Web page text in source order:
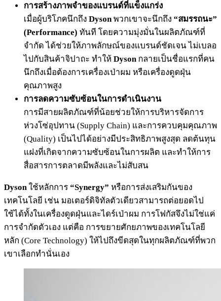
การสร้างภาพจำของแบรนด์ที่แข็งแกร่ง
เมื่อผู้บริโภคนึกถึง Dysonพวกเขาจะนึกถึง “สมรรถนะ”
(Performance) ทันที โดยความมุ่งมั่นในผลิตภัณฑ์ที่
จำกัด ได้ช่วยให้ภาพลักษณ์ของแบรนด์ชัดเจน ไม่เบลอ
ไปกับสินค้าจิปาถะ ทำให้ Dysonกลายเป็นชื่อแรกที่คน
นึกถึงเมื่อต้องการเครื่องเป่าผม หรือเครื่องดูดฝุ่น
คุณภาพสูง
การลดความซับซ้อนในการดำเนินงาน
การมีสายผลิตภัณฑ์ที่น้อยช่วยให้การบริหารจัดการ
ห่วงโซ่อุปทาน (Supply Chain) และการควบคุมคุณภาพ
(Quality) เป็นไปได้อย่างมีประสิทธิภาพสูงสุด ลดต้นทุน
แฝงที่เกิดจากความซับซ้อนในการผลิต และทำให้การ
สื่อสารการตลาดมีพลังและไม่สับสน
Dysonใช้หลักการ “Synergy” หรือการส่งเสริมกันของ
เทคโนโลยี เช่น มอเตอร์ดิจิทัลตัวเดียวสามารถต่อยอดไป
ใช้ได้ทั้งในเครื่องดูดฝุ่นและไดร์เป่าผม การโฟกัสจึงไม่ใช่แค่
การจำกัดตัวเอง แต่คือ การขยายศักยภาพของเทคโนโลยี
หลัก (Core Technology) ให้ไปถึงขีดสุดในทุกผลิตภัณฑ์ที่พวก
เขาเลือกทำนั่นเอง